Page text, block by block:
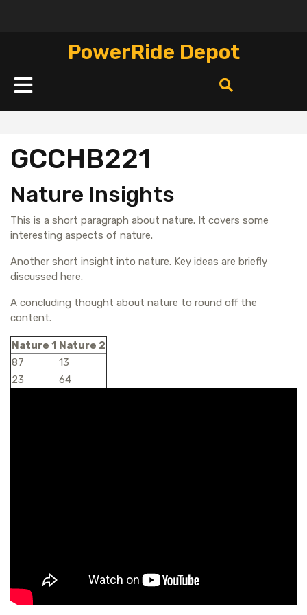
PowerRide Depot
Кнопка
Открыть
GCCHB221
Nature Insights
This is a short paragraph about nature. It covers some
interesting aspects of nature.
Another short insight into nature. Key ideas are briefly
discussed here.
A concluding thought about nature to round off the
content.
Nature 1 Nature 2
87
13
23
64